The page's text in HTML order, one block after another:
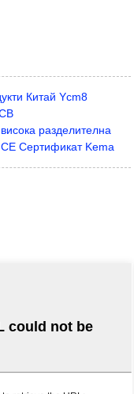
Китай Ycm8
разделителна
Сертификат Kema